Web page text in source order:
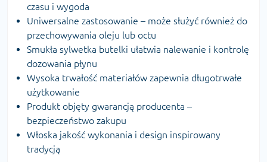
czasu i wygoda
Uniwersalne zastosowanie – może służyć również do
przechowywania oleju lub octu
Smukła sylwetka butelki ułatwia nalewanie i kontrolę
dozowania płynu
Wysoka trwałość materiałów zapewnia długotrwałe
użytkowanie
Produkt objęty gwarancją producenta –
bezpieczeństwo zakupu
Włoska jakość wykonania i design inspirowany
tradycją